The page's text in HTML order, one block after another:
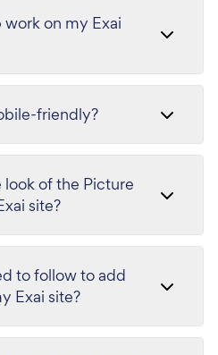
on my Exai
friendly?
look of the Picture
site?
to follow to add
Exai site?